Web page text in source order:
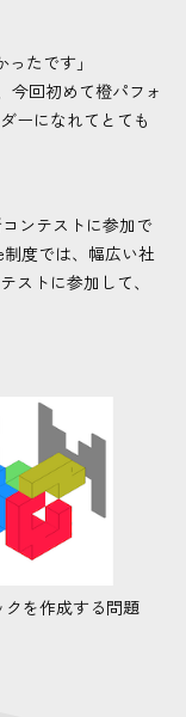
たです」
今回初めて橙パフォ
ーになれてとても
ンテストに参加で
度では、幅広い社
ストに参加して、
を作成する問題